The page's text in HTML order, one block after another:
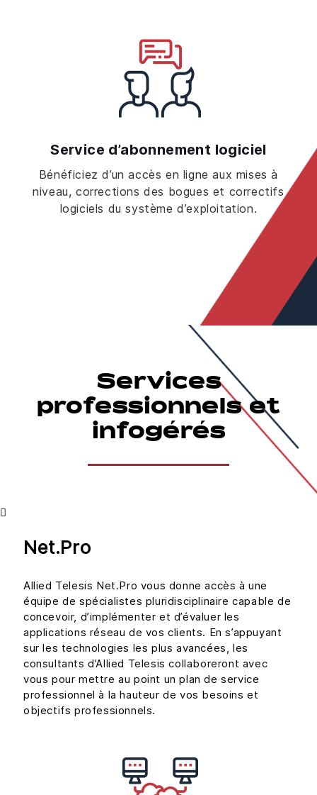
Service d’abonnement logiciel
Bénéficiez d’un accès en ligne aux mises à
niveau, corrections des bogues et correctifs
logiciels du système d’exploitation.
Services
professionnels et
infogérés
Net.Pro
Allied Telesis Net.Pro vous donne accès à une
équipe de spécialistes pluridisciplinaire capable de
concevoir, d’implémenter et d’évaluer les
applications réseau de vos clients. En s’appuyant
sur les technologies les plus avancées, les
consultants d’Allied Telesis collaboreront avec
vous pour mettre au point un plan de service
professionnel à la hauteur de vos besoins et
objectifs professionnels.